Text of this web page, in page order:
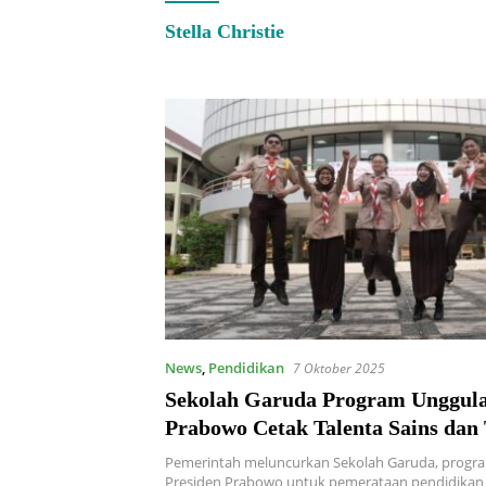
Stella Christie
News, Pendidikan 7 Oktober 2025
Sekolah Garuda Program
Prabowo Cetak Talenta Sains dan
di Seluruh Pelosok Negeri
Pemerintah meluncurkan Sekolah Garuda,
Presiden Prabowo untuk pemerataan pendidikan